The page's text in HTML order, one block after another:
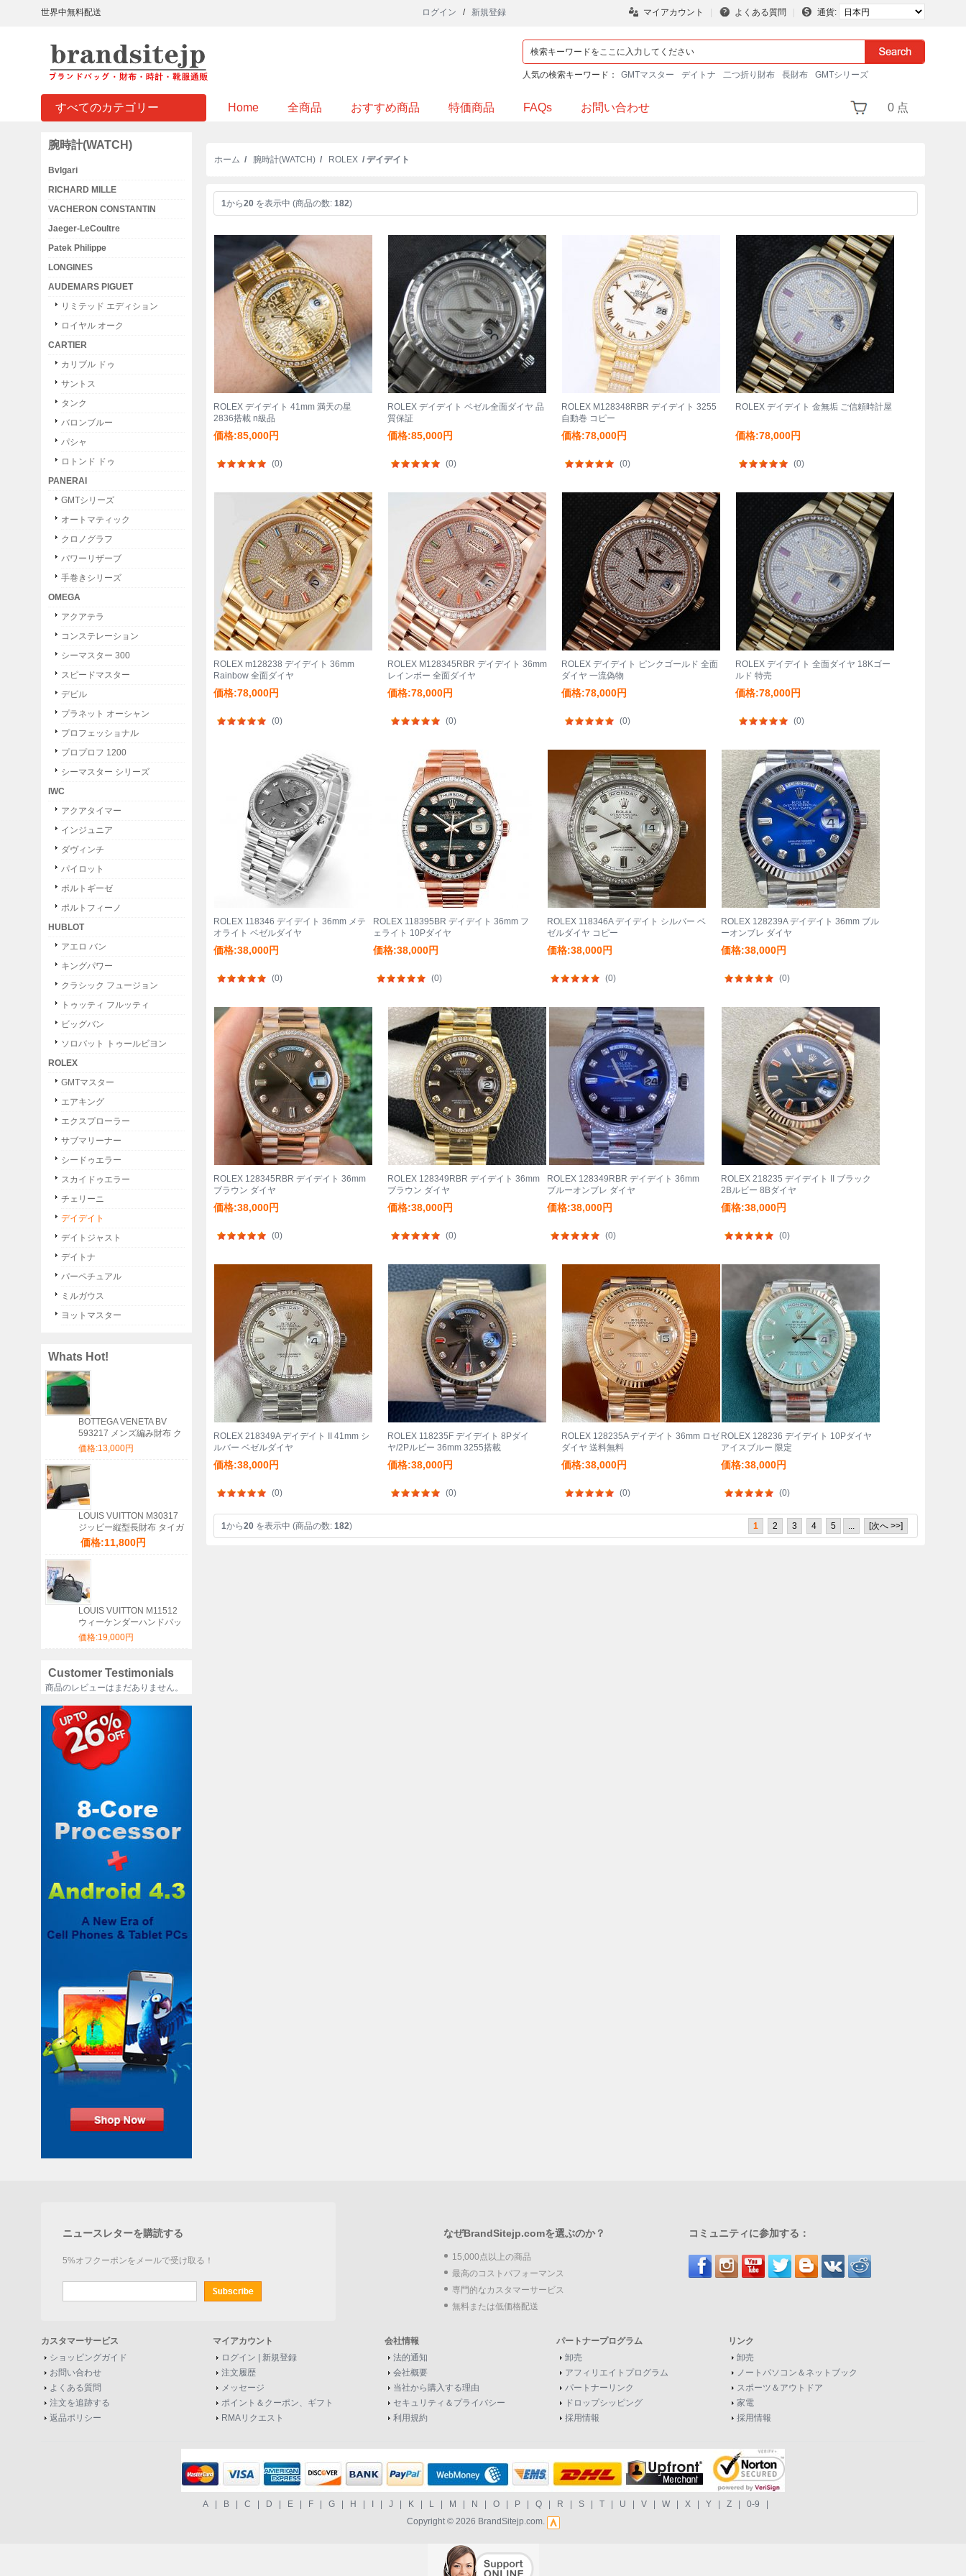
世界中無料配送 ログイン / 新規登録 マイアカウント よくある質問 通貨:
人気の検索キーワード： GMTマスター デイトナ 二つ折り財布 長財布 GMTシリーズ
すべてのカテゴリー Home 全商品 おすすめ商品 特価商品 FAQs お問い合わせ 0 点
腕時計(WATCH)
Bvlgari
RICHARD MILLE
VACHERON CONSTANTIN
Jaeger-LeCoultre
Patek Philippe
LONGINES
AUDEMARS PIGUET
リミテッド エディション
ロイヤル オーク
CARTIER
カリブル ドゥ
サントス
タンク
バロンブルー
パシャ
ロトンド ドゥ
PANERAI
GMTシリーズ
オートマティック
クロノグラフ
パワーリザーブ
手巻きシリーズ
OMEGA
アクアテラ
コンステレーション
シーマスター 300
スピードマスター
デビル
プラネット オーシャン
プロフェッショナル
プロプロフ 1200
シーマスター シリーズ
IWC
アクアタイマー
インジュニア
ダヴィンチ
パイロット
ポルトギーゼ
ポルトフィーノ
HUBLOT
アエロ バン
キングパワー
クラシック フュージョン
トゥッティ フルッティ
ビッグバン
ソロバット トゥールビヨン
ROLEX
GMTマスター
エアキング
エクスプローラー
サブマリーナー
シードゥエラー
スカイドゥエラー
チェリーニ
デイデイト
デイトジャスト
デイトナ
パーペチュアル
ミルガウス
ヨットマスター
Whats Hot!
BOTTEGA VENETA BV
593217 メンズ編み財布 ク
ラシック編み牛皮 19x10cm
価格:13,000円
LOUIS VUITTON M30317
ジッピー縦型長財布 タイガ
ブラック サイズ:20x10cm
価格:11,800円
LOUIS VUITTON M11512
ウィーケンダーハンドバッ
グ サイズ:46x31x18cm
価格:19,000円
Customer Testimonials
商品のレビューはまだありません。
ホーム / 腕時計(WATCH) / ROLEX / デイデイト
1から20 を表示中 (商品の数: 182)
ROLEX デイデイト 41mm 満天の星
2836搭載 n級品
価格:85,000円
(0)
ROLEX デイデイト ベゼル全面ダイヤ 品
質保証
価格:85,000円
(0)
ROLEX M128348RBR デイデイト 3255
自動巻 コピー
価格:78,000円
(0)
ROLEX デイデイト 金無垢 ご信頼時計屋
価格:78,000円
(0)
ROLEX m128238 デイデイト 36mm
Rainbow 全面ダイヤ
価格:78,000円
(0)
ROLEX M128345RBR デイデイト 36mm
レインボー 全面ダイヤ
価格:78,000円
(0)
ROLEX デイデイト ピンクゴールド 全面
ダイヤ 一流偽物
価格:78,000円
(0)
ROLEX デイデイト 全面ダイヤ 18Kゴー
ルド 特売
価格:78,000円
(0)
ROLEX 118346 デイデイト 36mm メテ
オライト ベゼルダイヤ
価格:38,000円
(0)
ROLEX 118395BR デイデイト 36mm フ
ェライト 10Pダイヤ
価格:38,000円
(0)
ROLEX 118346A デイデイト シルバー ベ
ゼルダイヤ コピー
価格:38,000円
(0)
ROLEX 128239A デイデイト 36mm ブル
ーオンブレ ダイヤ
価格:38,000円
(0)
ROLEX 128345RBR デイデイト 36mm
ブラウン ダイヤ
価格:38,000円
(0)
ROLEX 128349RBR デイデイト 36mm
ブラウン ダイヤ
価格:38,000円
(0)
ROLEX 128349RBR デイデイト 36mm
ブルーオンブレ ダイヤ
価格:38,000円
(0)
ROLEX 218235 デイデイト II ブラック
2Bルビー 8Bダイヤ
価格:38,000円
(0)
ROLEX 218349A デイデイト II 41mm シ
ルバー ベゼルダイヤ
価格:38,000円
(0)
ROLEX 118235F デイデイト 8Pダイ
ヤ/2Pルビー 36mm 3255搭載
価格:38,000円
(0)
ROLEX 128235A デイデイト 36mm ロゼ
ダイヤ 送料無料
価格:38,000円
(0)
ROLEX 128236 デイデイト 10Pダイヤ
アイスブルー 限定
価格:38,000円
(0)
1から20 を表示中 (商品の数: 182) 1 2 3 4 5 ... [次へ >>]
ニュースレターを購読する
5%オフクーポンをメールで受け取る！
なぜBrandSitejp.comを選ぶのか？
15,000点以上の商品
最高のコストパフォーマンス
専門的なカスタマーサービス
無料または低価格配送
コミュニティに参加する：
カスタマーサービス
ショッピングガイド
お問い合わせ
よくある質問
注文を追跡する
返品ポリシー
マイアカウント
ログイン
新規登録
注文履歴
メッセージ
ポイント＆クーポン、ギフト
RMAリクエスト
会社情報
法的通知
会社概要
当社から購入する理由
セキュリティ＆プライバシー
利用規約
パートナープログラム
卸売
アフィリエイトプログラム
パートナーリンク
ドロップシッピング
採用情報
リンク
卸売
ノートパソコン＆ネットブック
スポーツ＆アウトドア
家電
採用情報
A B C D E F G H J K L M N O P Q R S T U V W X Y Z 0-9
Copyright © 2026 BrandSitejp.com.